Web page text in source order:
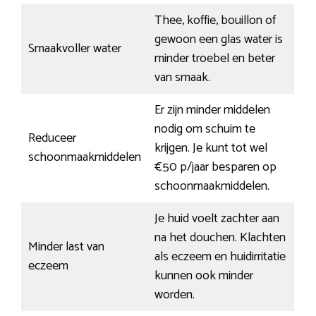
Smaakvoller water
Thee, koffie, bouillon of
gewoon een glas water is
minder troebel en beter
van smaak.
Reduceer
schoonmaakmiddelen
Er zijn minder middelen
nodig om schuim te
krijgen. Je kunt tot wel
€50 p/jaar besparen op
schoonmaakmiddelen.
Minder last van
eczeem
Je huid voelt zachter aan
na het douchen. Klachten
als eczeem en huidirritatie
kunnen ook minder
worden.